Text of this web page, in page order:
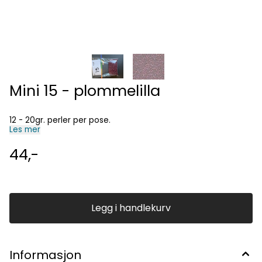
Mini 15 - plommelilla
12 - 20gr. perler per pose.
Les mer
44,-
Legg i handlekurv
Informasjon